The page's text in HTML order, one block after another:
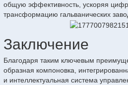
общую эффективность, ускоряя
трансформацию гальванических
Заключение
Благодаря таким ключевым
образная компоновка,
и интеллектуальная система